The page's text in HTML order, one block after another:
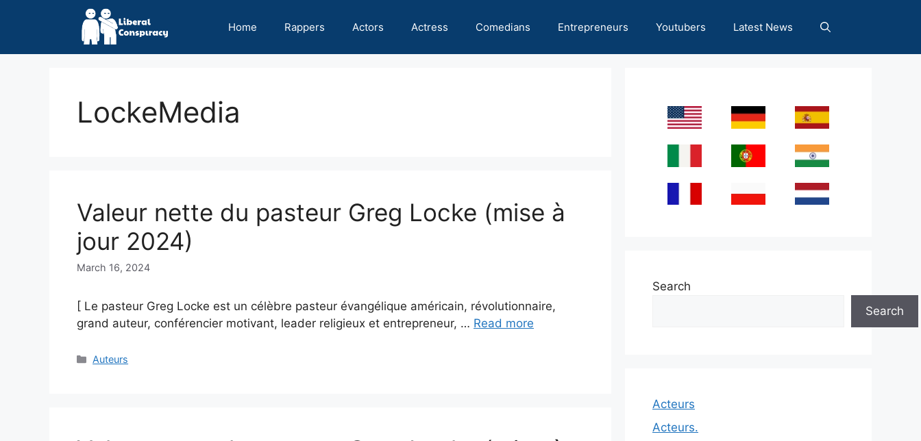
Home Rappers Actors Actress Comedians Entrepreneurs Youtubers Latest News
LockeMedia
Valeur nette du pasteur Greg Locke (mise à
jour 2024)
March 16, 2024
[ Le pasteur Greg Locke est un célèbre pasteur évangélique américain, révolutionnaire,
grand auteur, conférencier motivant, leader religieux et entrepreneur, … Read more
Categories
Auteurs
Search
Search
Acteurs
Acteurs.